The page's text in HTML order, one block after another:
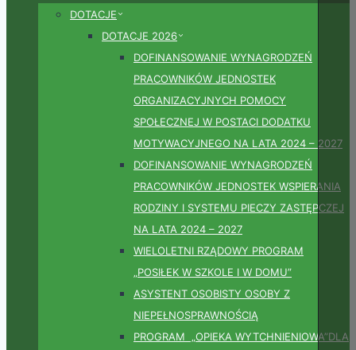
DOTACJE
DOTACJE 2026
DOFINANSOWANIE WYNAGRODZEŃ
PRACOWNIKÓW JEDNOSTEK
ORGANIZACYJNYCH POMOCY
SPOŁECZNEJ W POSTACI DODATKU
MOTYWACYJNEGO NA LATA 2024 – 2027
DOFINANSOWANIE WYNAGRODZEŃ
PRACOWNIKÓW JEDNOSTEK WSPIERANIA
RODZINY I SYSTEMU PIECZY ZASTĘPCZEJ
NA LATA 2024 – 2027
WIELOLETNI RZĄDOWY PROGRAM
„POSIŁEK W SZKOLE I W DOMU”
ASYSTENT OSOBISTY OSOBY Z
NIEPEŁNOSPRAWNOŚCIĄ
PROGRAM „OPIEKA WYTCHNIENIOWA”DLA